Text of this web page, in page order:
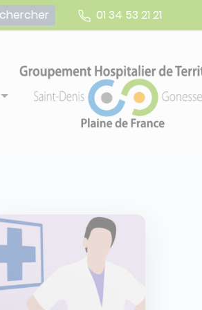
01 34 53 21 21